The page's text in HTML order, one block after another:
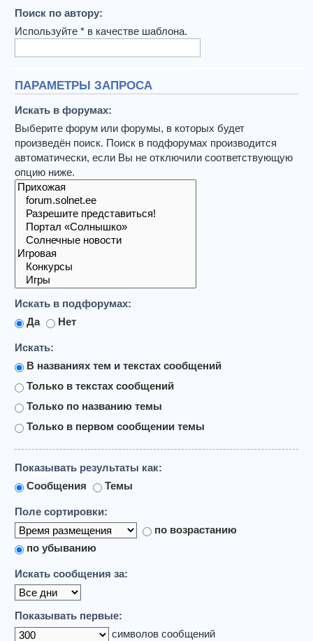
Поиск по автору:
Используйте * в качестве шаблона.
ПАРАМЕТРЫ ЗАПРОСА
Искать в форумах:
Выберите форум или форумы, в которых будет
произведён поиск. Поиск в подфорумах производится
автоматически, если Вы не отключили соответствующую
опцию ниже.
Искать в подфорумах:
Да
Нет
Искать:
В названиях тем и текстах сообщений
Только в текстах сообщений
Только по названию темы
Только в первом сообщении темы
Показывать результаты как:
Сообщения
Темы
Поле сортировки:
по возрастанию
по убыванию
Искать сообщения за:
Показывать первые:
символов сообщений